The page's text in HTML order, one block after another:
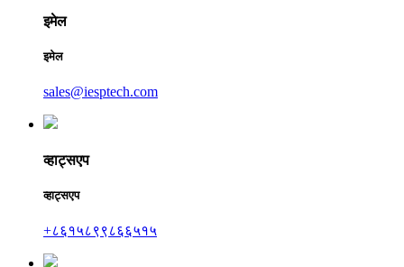
इमेल
इमेल
sales@iesptech.com
व्हाट्सएप
व्हाट्सएप
+८६१५८९९८६६५१५